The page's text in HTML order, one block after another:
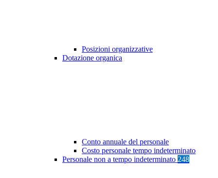
Posizioni organizzative
Dotazione organica
Conto annuale del personale
Costo personale tempo indeterminato
Personale non a tempo indeterminato 248